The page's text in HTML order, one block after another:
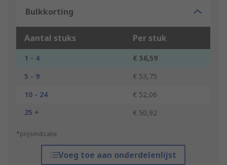
Bulkkorting
Aantal stuks Per stuk
1 - 4
€ 56,59
5 - 9
€ 53,75
10 - 24
€ 52,06
25 +
€ 50,92
*prijsindicatie
Voeg toe aan onderdelenlijst